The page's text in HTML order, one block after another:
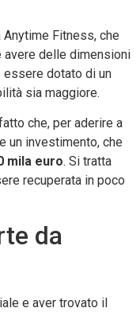
Fitness, che
avere delle dimensioni
essere dotato di un
sia maggiore.
che, per aderire a
un investimento, che
mila euro. Si tratta
recuperata in poco
da
e aver trovato il